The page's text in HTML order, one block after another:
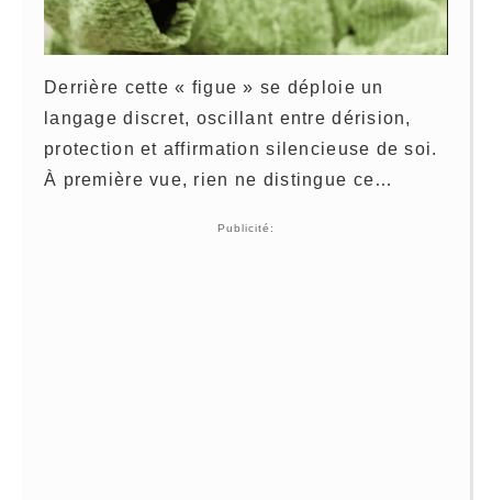
Derrière cette « figue » se déploie un
langage discret, oscillant entre dérision,
protection et affirmation silencieuse de soi.
À première vue, rien ne distingue ce…
Publicité: